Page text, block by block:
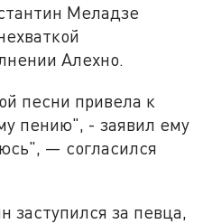
Меладзе
Алехно.
песни привела к
пению", - заявил ему
— согласился
заступился за певца,